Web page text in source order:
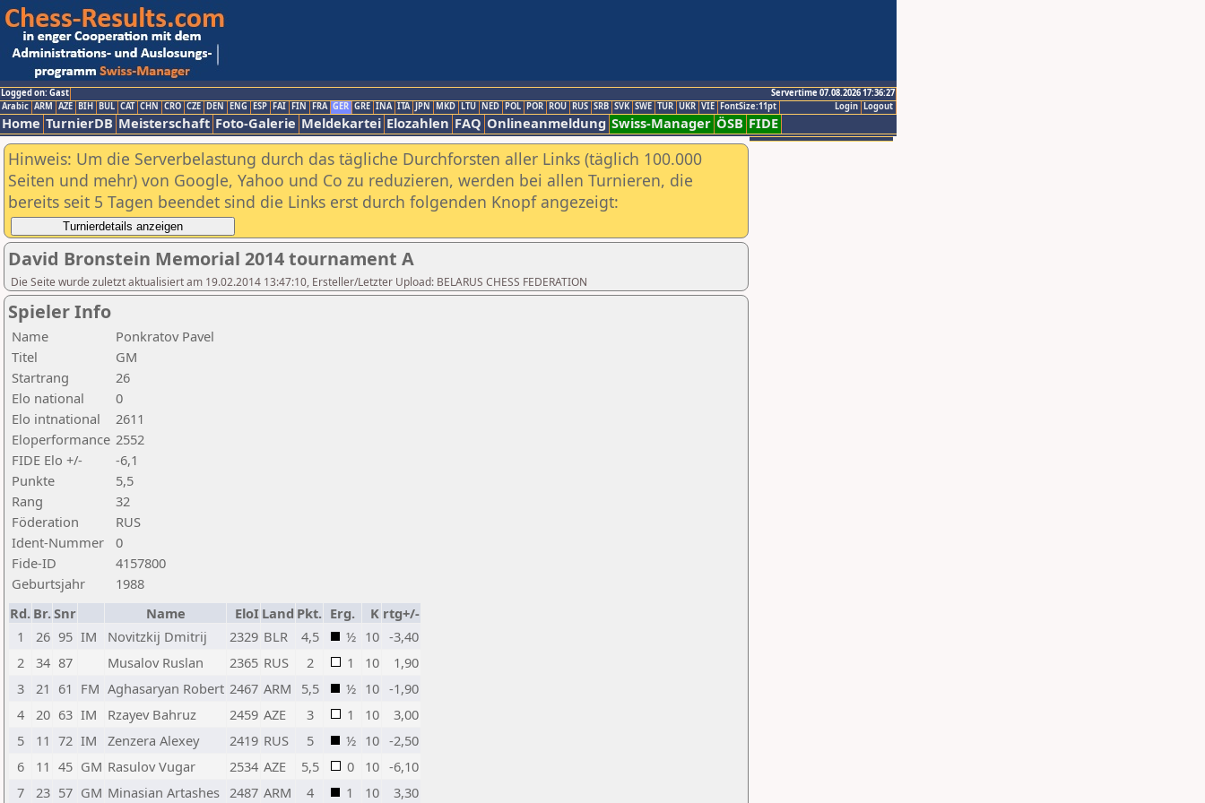
Logged on: Gast
Servertime 07.08.2026 17:36:27
Logout
Login
Arabic ARM AZE BIH BUL CAT CHN CRO CZE DEN ENG ESP FAI FIN FRA GER GRE INA ITA JPN MKD LTU NED POL POR ROU RUS SRB SVK SWE TUR UKR VIE FontSize:11pt
Home TurnierDB Meisterschaft Foto-Galerie Meldekartei Elozahlen FAQ Onlineanmeldung Swiss-Manager ÖSB FIDE
Hinweis: Um die Serverbelastung durch das tägliche Durchforsten aller Links (täglich 100.000
Seiten und mehr) von Google, Yahoo und Co zu reduzieren, werden bei allen Turnieren, die
bereits seit 5 Tagen beendet sind die Links erst durch folgenden Knopf angezeigt:
David Bronstein Memorial 2014 tournament A
Die Seite wurde zuletzt aktualisiert am 19.02.2014 13:47:10, Ersteller/Letzter Upload: BELARUS CHESS FEDERATION
Spieler Info
Name
Ponkratov Pavel
Titel
GM
Startrang
26
Elo national
0
Elo intnational
2611
Eloperformance 2552
FIDE Elo +/-
-6,1
Punkte
5,5
Rang
32
Föderation
RUS
Ident-Nummer
0
Fide-ID
4157800
Geburtsjahr
1988
Rd. Br.Snr Name EloI Land Pkt. Erg. K rtg+/-
1
26 95 IM Novitzkij Dmitrij 2329 BLR 4,5 ½ 10 -3,40
2
34 87 Musalov Ruslan 2365 RUS 2 1 10
1,90
3
21 61 FM Aghasaryan Robert 2467 ARM 5,5 ½ 10 -1,90
4
20 63 IM Rzayev Bahruz 2459 AZE 3 1 10
3,00
5
11 72 IM Zenzera Alexey 2419 RUS 5 ½ 10 -2,50
6
11 45 GM Rasulov Vugar 2534 AZE 5,5 0 10 -6,10
7
23 57 GM Minasian Artashes 2487 ARM 4 1 10 3,30